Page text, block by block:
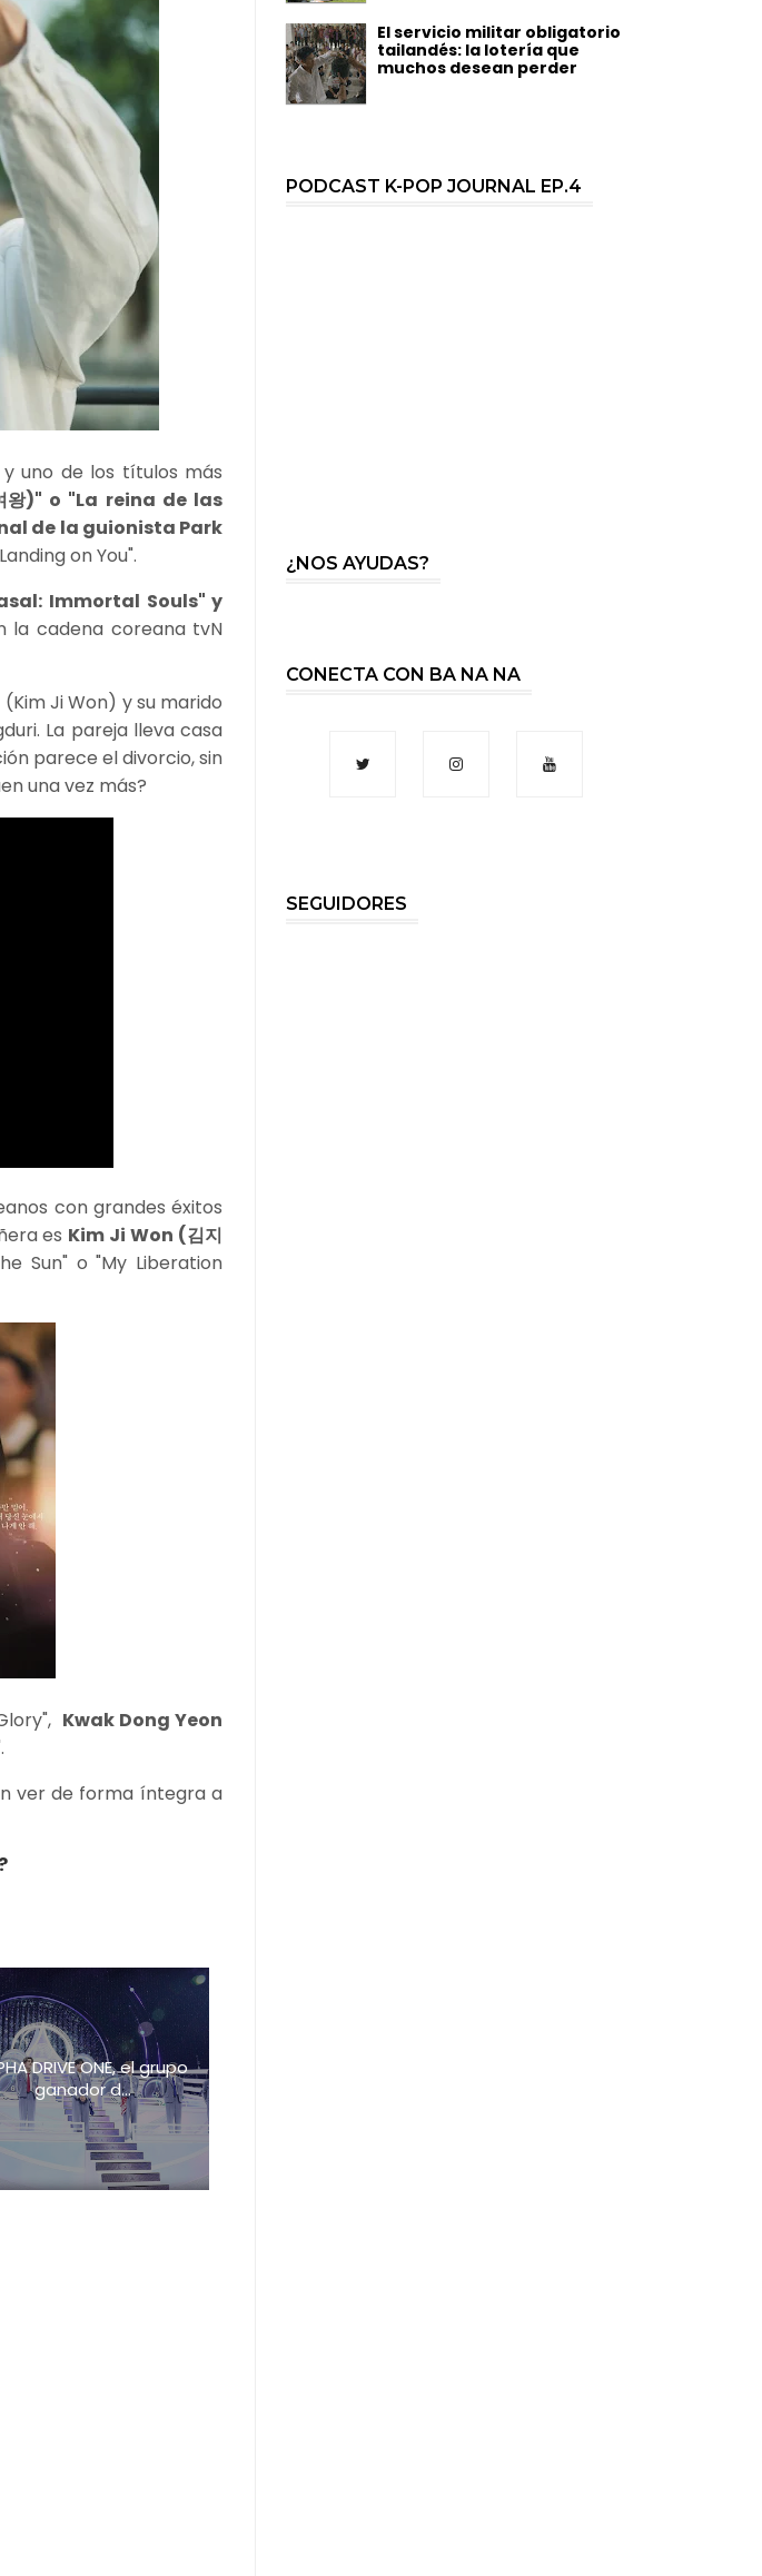
uno de los títulos más
왕)" o "La reina de las
de la guionista Park
on You".
Immortal Souls" y
la cadena coreana tvN
(Kim Ji Won) y su marido
La pareja lleva casa
parece el divorcio, sin
una vez más?
con grandes éxitos
es Kim Ji Won (김지
Sun" o "My Liberation
Kwak Dong Yeon
ver de forma íntegra a
DRIVE ONE, el grupo
ganador d...
El servicio militar obligatorio
tailandés: la lotería que
muchos desean perder
PODCAST K-POP JOURNAL EP.4
¿NOS AYUDAS?
CONECTA CON BA NA NA
SEGUIDORES